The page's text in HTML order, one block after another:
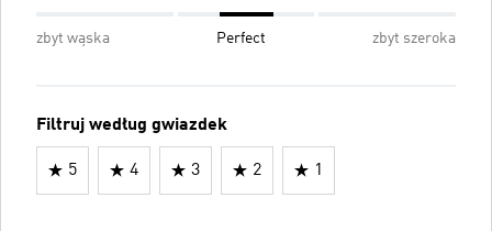
zbyt wąska Perfect zbyt szeroka
Filtruj według gwiazdek
5 4 3 2 1